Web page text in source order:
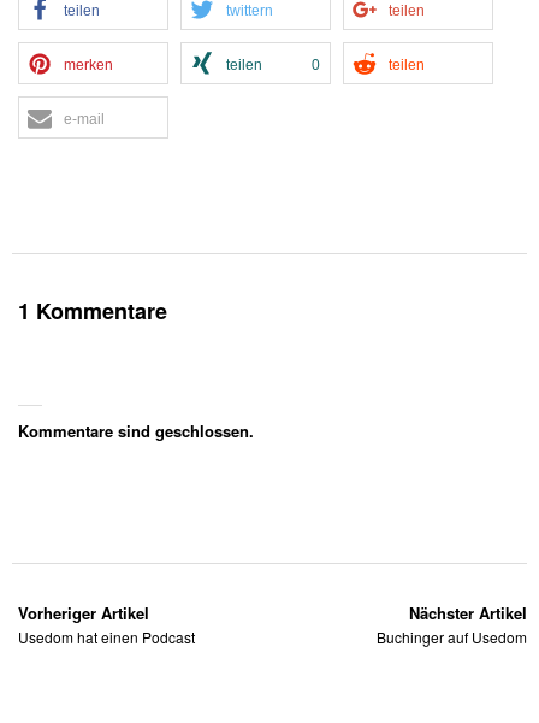
teilen twittern teilen
merken teilen 0 teilen
e-mail
1 Kommentare
Kommentare sind geschlossen.
Vorheriger Artikel
Usedom hat einen Podcast
Nächster Artikel
Buchinger auf Usedom